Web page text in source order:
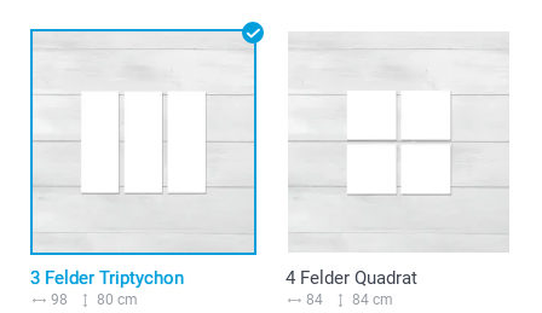
3 Felder Triptychon
98 80 cm
4 Felder Quadrat
84 84 cm